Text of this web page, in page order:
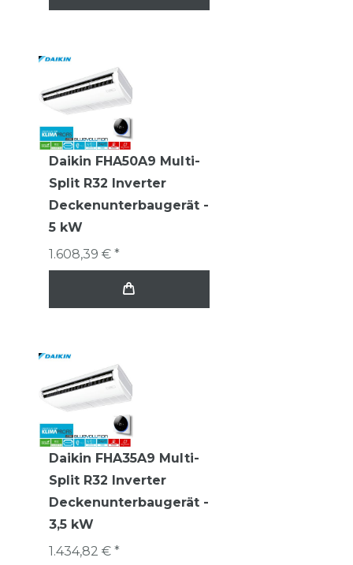
Daikin FHA50A9 Multi-
Split R32 Inverter
Deckenunterbaugerät -
5 kW
1.608,39 € *
Daikin FHA35A9 Multi-
Split R32 Inverter
Deckenunterbaugerät -
3,5 kW
1.434,82 € *